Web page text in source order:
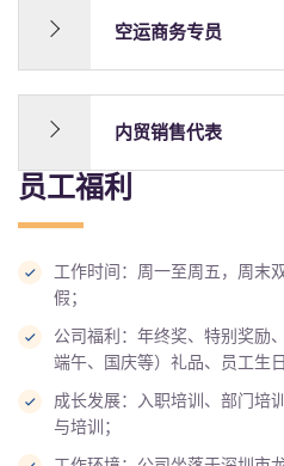
空运商务专员
内贸销售代表
员工福利
工作时间：周一至周五，周末
假；
公司福利：年终奖、特别奖励
端午、国庆等）礼品、员工生
成长发展：入职培训、部门培
与培训；